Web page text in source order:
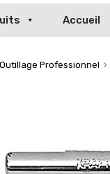
Accueil
Outillage Professionnel